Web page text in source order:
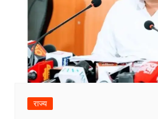
राज्य